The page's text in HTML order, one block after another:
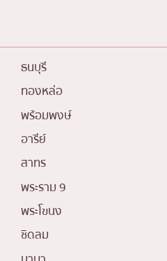
ธนบุรี
ทองหล่อ
พร้อมพงษ์
อารีย์
สาทร
พระราม 9
พระโขนง
ชิดลม